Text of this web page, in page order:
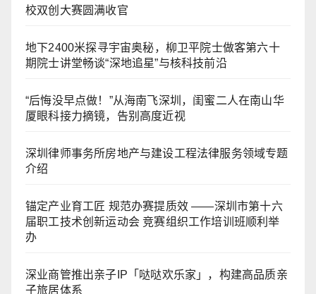
校双创大赛圆满收官
地下2400米探寻宇宙奥秘，柳卫平院士做客第六十
期院士讲堂畅谈“深地追星”与核科技前沿
“后悔没早点做！”从海南飞深圳，闺蜜二人在南山华
厦眼科接力摘镜，告别高度近视
深圳律师事务所房地产与建设工程法律服务领域专题
介绍
锚定产业育工匠 规范办赛提质效 ——深圳市第十六
届职工技术创新运动会 竞赛组织工作培训班顺利举
办
深业商管推出亲子IP「哒哒欢乐家」，构建高品质亲
子旅居体系